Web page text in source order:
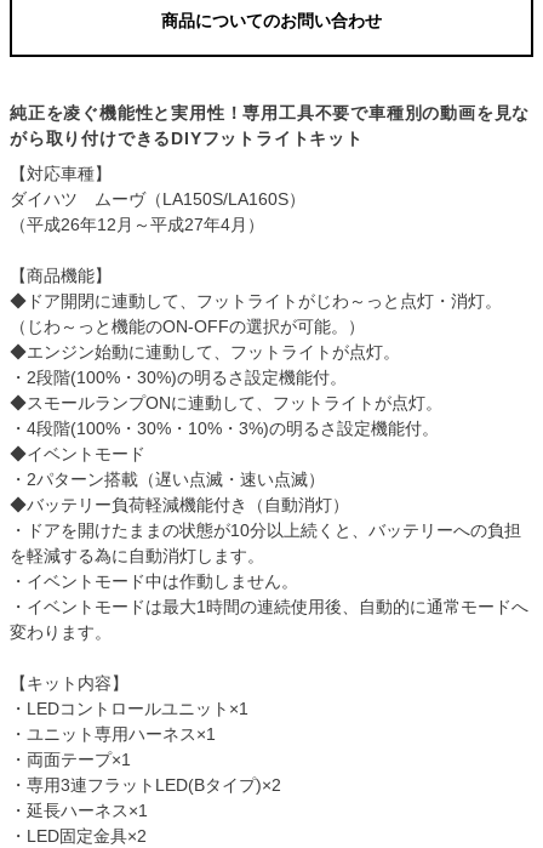
商品についてのお問い合わせ
純正を凌ぐ機能性と実用性！専用工具不要で車種別の動画を見な
がら取り付けできるDIYフットライトキット
【対応車種】
ダイハツ ムーヴ（LA150S/LA160S）
（平成26年12月～平成27年4月）
【商品機能】
◆ドア開閉に連動して、フットライトがじわ～っと点灯・消灯。
（じわ～っと機能のON-OFFの選択が可能。）
◆エンジン始動に連動して、フットライトが点灯。
・2段階(100%・30%)の明るさ設定機能付。
◆スモールランプONに連動して、フットライトが点灯。
・4段階(100%・30%・10%・3%)の明るさ設定機能付。
◆イベントモード
・2パターン搭載（遅い点滅・速い点滅）
◆バッテリー負荷軽減機能付き（自動消灯）
・ドアを開けたままの状態が10分以上続くと、バッテリーへの負担
を軽減する為に自動消灯します。
・イベントモード中は作動しません。
・イベントモードは最大1時間の連続使用後、自動的に通常モードへ
変わります。
【キット内容】
・LEDコントロールユニット×1
・ユニット専用ハーネス×1
・両面テープ×1
・専用3連フラットLED(Bタイプ)×2
・延長ハーネス×1
・LED固定金具×2